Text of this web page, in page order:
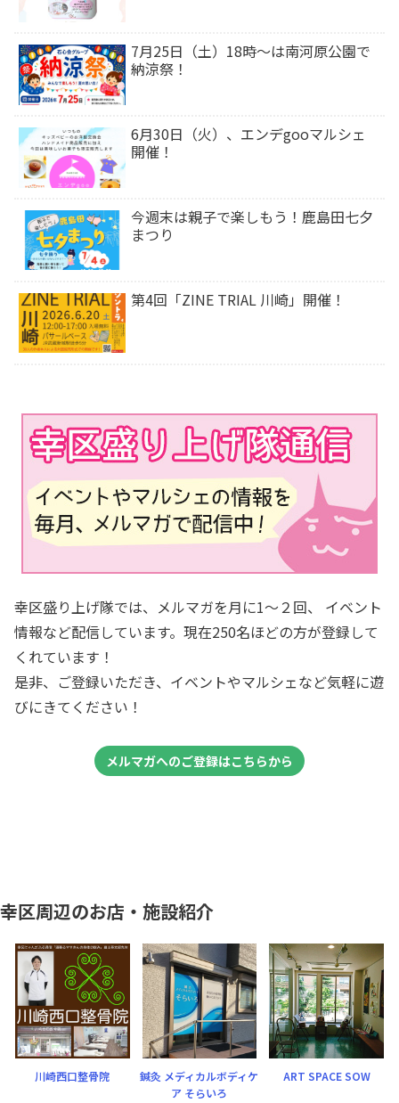
7月25日（土）18時〜は南河原公園で
納涼祭！
6月30日（火）、エンデgooマルシェ
開催！
今週末は⁡親子で楽しもう！鹿島田七夕
まつり
第4回「ZINE TRIAL 川崎」開催！
幸区盛り上げ隊では、メルマガを月に1～２回、 イベント
情報など配信しています。現在250名ほどの方が登録して
くれています！
是非、ご登録いただき、イベントやマルシェなど気軽に遊
びにきてください！
メルマガへのご登録はこちらから
幸区周辺のお店・施設紹介
川崎西口整骨院
鍼灸 メディカルボディケ
ア そらいろ
ART SPACE SOW